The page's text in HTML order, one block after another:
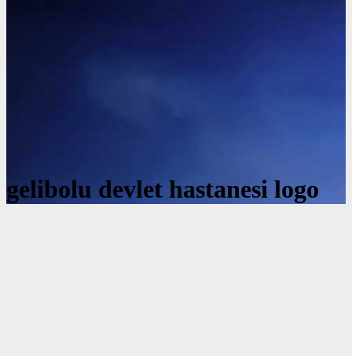
gelibolu devlet hastanesi logo